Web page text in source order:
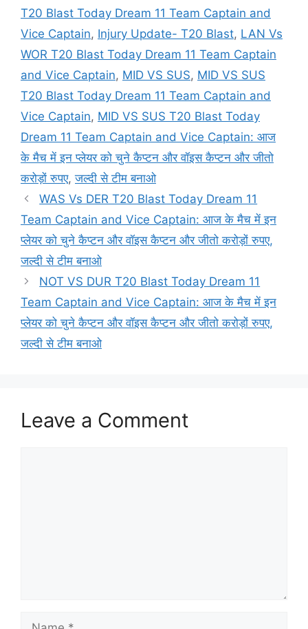
T20 Blast Today Dream 11 Team Captain and
Vice Captain, Injury Update- T20 Blast, LAN Vs
WOR T20 Blast Today Dream 11 Team Captain
and Vice Captain, MID VS SUS, MID VS SUS
T20 Blast Today Dream 11 Team Captain and
Vice Captain, MID VS SUS T20 Blast Today
Dream 11 Team Captain and Vice Captain: आज
के मैच में इन प्लेयर को चुने कैप्टन और वॉइस कैप्टन और जीतो
करोड़ों रुपए,जल्दी से टीम बनाओ
WAS Vs DER T20 Blast Today Dream 11
Team Captain and Vice Captain: आज के मैच में इन
प्लेयर को चुने कैप्टन और वॉइस कैप्टन और जीतो करोड़ों रुपए,
जल्दी से टीम बनाओ
NOT VS DUR T20 Blast Today Dream 11
Team Captain and Vice Captain: आज के मैच में इन
प्लेयर को चुने कैप्टन और वॉइस कैप्टन और जीतो करोड़ों रुपए,
जल्दी से टीम बनाओ
Leave a Comment